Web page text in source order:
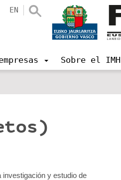
EN
Sobre el IMH
y estudio de